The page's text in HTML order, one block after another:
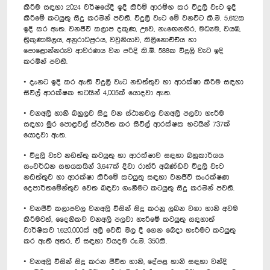
කිරීම සඳහා 2024 වර්ෂයේදී ඉදි කිරීම් ආරම්භ කර විදුලි වැට ඉදි
කිරීමේ කටයුතු සිදු කරමින් පවතී. විදුලි වැට මේ වනවිට කි.මී. 5,612ක
ඉදි කර ඇත. වනජීවී කලාප දකුණ, ඌව, නැඟෙනහිර, මධ්‍යම, වයඹ,
ත්‍රිකුණාමලය, අනුරාධපුරය, වවුනියාව, කිලිනොච්චිය හා
පොළොන්නරුව ආවරණය වන පරිදි කි.මී. 588ක විදුලි වැට ඉදි
කරමින් පවතී.
• දැනට ඉදි කර ඇති විදුලි වැට නඩත්තුව හා ආරක්ෂා කිරීම සඳහා
සිවිල් ආරක්ෂක භටයින් 4,005ක් යොදවා ඇත.
• වනඅලි හානි බහුලව සිදු වන ස්ථානවල වනඅලි පලවා හැරීම
සඳහා මුර පොළවල් ස්ථාපිත කර සිවිල් ආරක්ෂක භටයින් 737ක්
යොදවා ඇත.
• විදුලි වැට නඩත්තු කටයුතු හා ආරක්ෂාව සඳහා බහුකාර්යය
සංවර්ධන සහයකයින් 3,647ක් දිවා රාත්රී අඛණ්ඩව විදුලි වැට
නඩත්තුව හා ආරක්ෂා කිරීමේ කටයුතු සඳහා වනජීවී සංරක්ෂණ
දෙපාර්තමේන්තුව වෙත බඳවා ගැනීමට කටයුතු සිදු කරමින් පවතී.
• වනජීවී කලාපවල වනඅලි විසින් සිදු කරනු ලබන වගා හානි අවම
කිරීමටත්, දෛනිකව වනඅලි පලවා හැරීමේ කටයුතු සඳහාත්
වාර්ෂිකව 1,620,000ක් අලි වෙඩි මිල දී ගෙන බෙදා හැරීමට කටයුතු
කර ඇති අතර, ඒ සඳහා වියදම රු.මි. 350කි.
• වනඅලි විසින් සිදු කරන ජීවිත හානි, දේපළ හානි සඳහා වන්දි